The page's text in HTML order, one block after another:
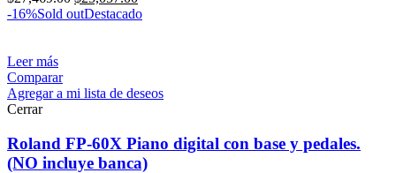
-16%Sold outDestacado
Leer más
Comparar
Agregar a mi lista de deseos
Cerrar
Roland FP-60X Piano digital con base y pedales.
(NO incluye banca)